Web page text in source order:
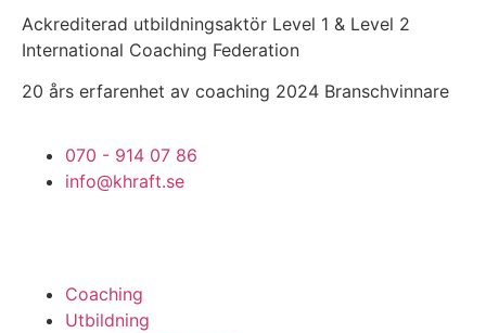
Skip
content
Ackrediterad utbildningsaktör Level 1 & Level 2
International Coaching Federation
20 års erfarenhet av coaching 2024 Branschvinnare
070 - 914 07 86
info@khraft.se
Coaching
Utbildning